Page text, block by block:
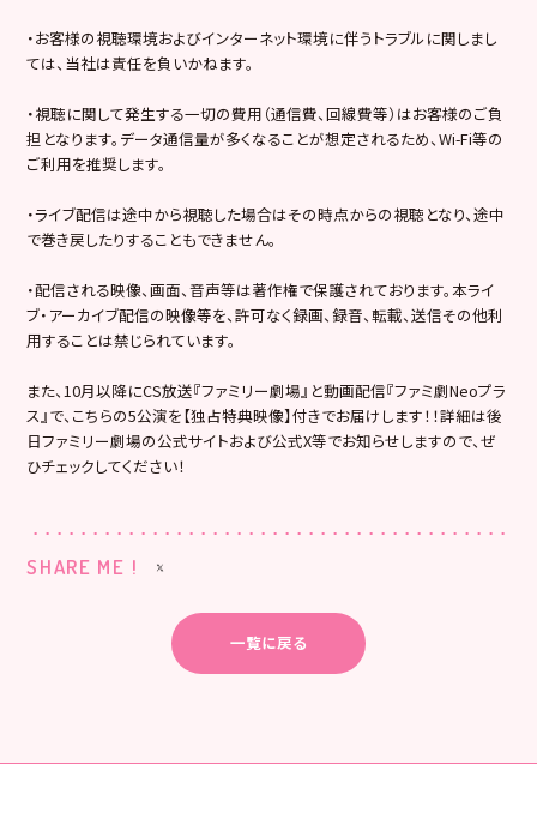
・お客様の視聴環境およびインターネット環境に伴うトラブルに関しまし
ては、当社は責任を負いかねます。
・視聴に関して発生する一切の費用（通信費、回線費等）はお客様のご負
担となります。データ通信量が多くなることが想定されるため、Wi-Fi等の
ご利用を推奨します。
・ライブ配信は途中から視聴した場合はその時点からの視聴となり、途中
で巻き戻したりすることもできません。
・配信される映像、画面、音声等は著作権で保護されております。本ライ
ブ・アーカイブ配信の映像等を、許可なく録画、録音、転載、送信その他利
用することは禁じられています。
また、10月以降にCS放送『ファミリー劇場』と動画配信『ファミ劇Neoプラ
ス』で、こちらの5公演を【独占特典映像】付きでお届けします！！詳細は後
日ファミリー劇場の公式サイトおよび公式X等でお知らせしますので、ぜ
ひチェックしてください！
SHARE ME !
一覧に戻る